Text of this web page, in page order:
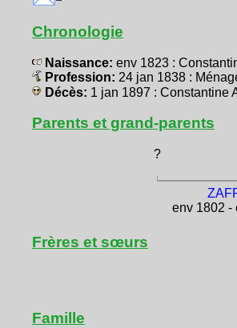
Chronologie
Naissance: env 1823 :
Profession: 24 jan 1838 :
Décès: 1 jan 1897 : Constantine
Parents et grand-parents
?
env 1802 -
Frères et sœurs
Famille